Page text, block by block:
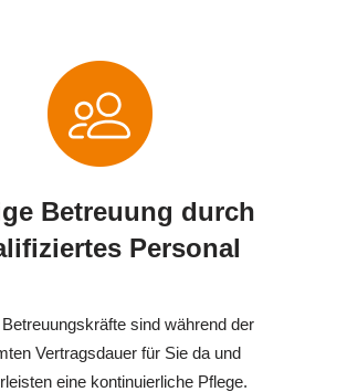
Betreuung durch
Personal
sind während der
Vertragsdauer für Sie da und
eine kontinuierliche Pflege.